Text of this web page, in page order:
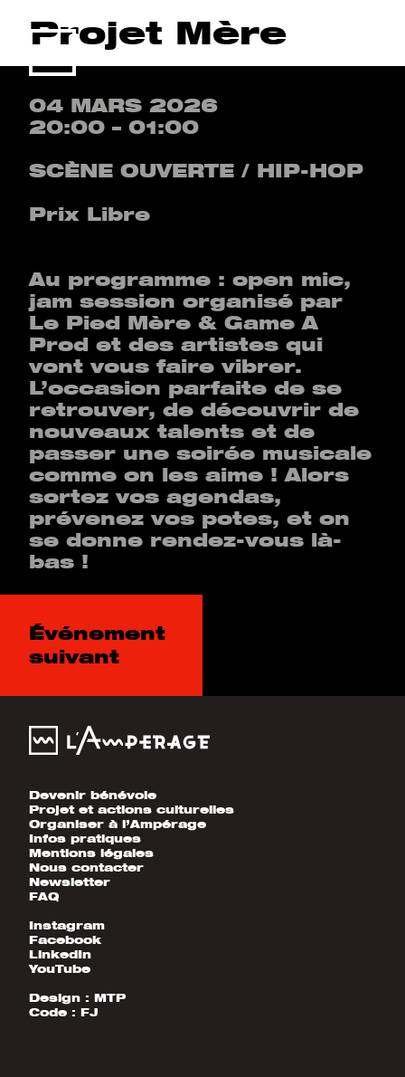
Projet Mère
Au programme : open mic,
jam session organisé par
Le Pied Mère & Game A
Prod et des artistes qui
vont vous faire vibrer.
L’occasion parfaite de se
retrouver, de découvrir de
nouveaux talents et de
passer une soirée musicale
comme on les aime ! Alors
sortez vos agendas,
prévenez vos potes, et on
se donne rendez-vous là-
bas !
04 MARS 2026
20:00 – 01:00
SCÈNE OUVERTE / HIP-HOP
Prix Libre
Événement
suivant
Devenir bénévole
Projet et actions culturelles
Organiser à l’Ampérage
Infos pratiques
Mentions légales
Nous contacter
Newsletter
FAQ
Instagram
Facebook
LinkedIn
YouTube
Design : MTP
Code : FJ